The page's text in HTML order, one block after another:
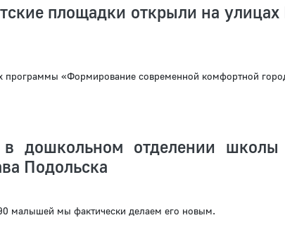
площадки открыли на улицах
программы «Формирование современной комфортной
в дошкольном отделении
Подольска
малышей мы фактически делаем его новым.